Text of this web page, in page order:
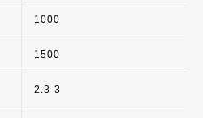
1000
1500
2.3-3